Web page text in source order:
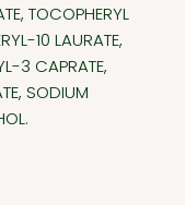
TOCOPHERYL
10 LAURATE,
3 CAPRATE,
SODIUM